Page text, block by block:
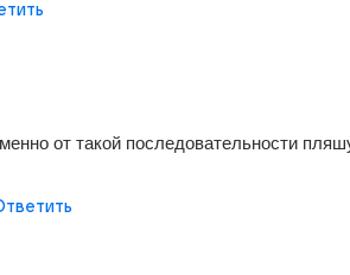
от такой последовательности